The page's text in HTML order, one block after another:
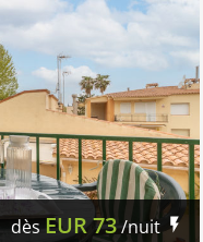
dèsEUR73/nuit